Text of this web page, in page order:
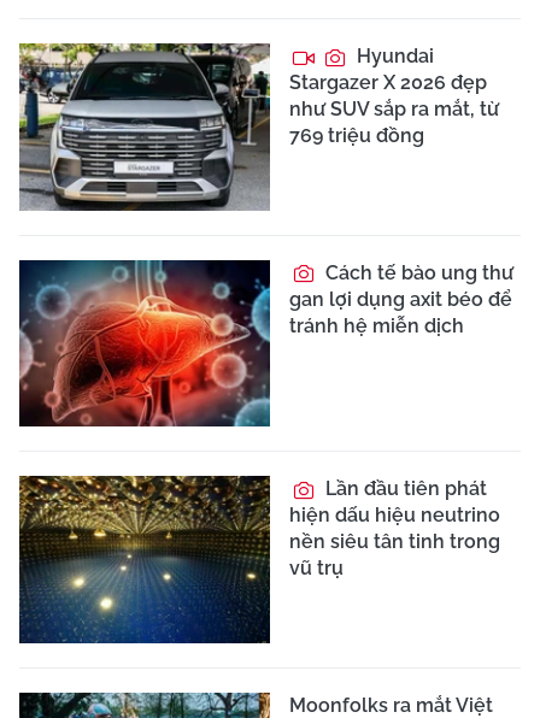
Hyundai
Stargazer X 2026 đẹp
như SUV sắp ra mắt, từ
769 triệu đồng
Cách tế bào ung thư
gan lợi dụng axit béo để
tránh hệ miễn dịch
Lần đầu tiên phát
hiện dấu hiệu neutrino
nền siêu tân tinh trong
vũ trụ
Moonfolks ra mắt Việt